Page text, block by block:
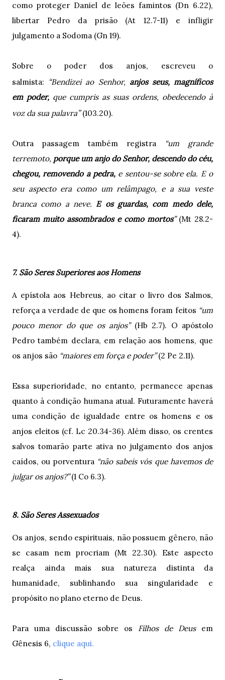
como proteger Daniel de leões famintos (Dn 6.22),
libertar Pedro da prisão (At 12.7-11) e infligir
julgamento a Sodoma (Gn 19).
Sobre o poder dos anjos, escreveu o
salmista:
“Bendizei ao Senhor, anjos seus, magníficos
em poder, que cumpris as suas ordens, obedecendo à
voz da sua palavra” (103.20).
Outra passagem também registra
“um grande
terremoto, porque um anjo do Senhor, descendo do céu,
chegou, removendo a pedra, e sentou-se sobre ela. E o
seu aspecto era como um relâmpago, e a sua veste
branca como a neve.E os guardas, com medo dele,
ficaram muito assombrados e como mortos” (Mt 28.2-
4).
7. São Seres Superiores aos Homens
A epístola aos Hebreus, ao citar o livro dos Salmos,
reforça a verdade de que os homens foram feitos “um
pouco menor do que os anjos”(Hb 2.7). O apóstolo
Pedro também declara, em relação aos homens, que
os anjos são “maiores em força e poder”(2 Pe 2.11).
Essa superioridade, no entanto, permanece apenas
quanto à condição humana atual. Futuramente haverá
uma condição de igualdade entre os homens e os
anjos eleitos (cf. Lc 20.34-36). Além disso, os crentes
salvos tomarão parte ativa no julgamento dos anjos
caídos, ou porventura “não sabeis vós que havemos de
julgar os anjos?”(1 Co 6.3).
8. São Seres Assexuados
Os anjos, sendo espirituais, não possuem gênero, não
se casam nem procriam (Mt 22.30). Este aspecto
realça ainda mais sua natureza distinta da
humanidade, sublinhando sua singularidade e
propósito no plano eterno de Deus.
Para uma discussão sobre os Filhos de Deusem
Gênesis 6, clique aqui.